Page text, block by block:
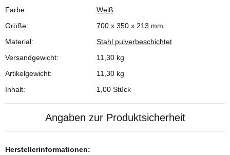
Produkteigenschaft
Wert
Farbe:
Weiß
Größe:
700 x 350 x 213 mm
Material:
Stahl pulverbeschichtet
Versandgewicht:
11,30 kg
Artikelgewicht:
11,30 kg
Inhalt:
1,00 Stück
Angaben zur Produktsicherheit
Herstellerinformationen: